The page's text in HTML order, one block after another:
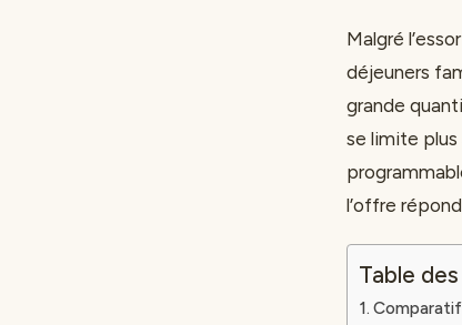
Malgré
déjeuners
grande
se limite plus
l’offre
Table